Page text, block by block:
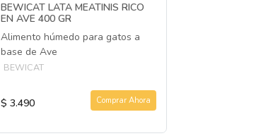
BEWICAT LATA MEATINIS RICO
EN AVE 400 GR
Alimento húmedo para gatos a
base de Ave
BEWICAT
$ 3.490 Comprar Ahora